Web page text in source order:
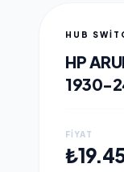
HUB
HP
1930-
FIYAT